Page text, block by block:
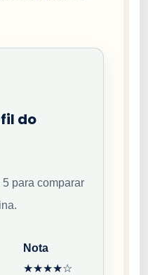
do
para comparar
Nota
★★★★☆